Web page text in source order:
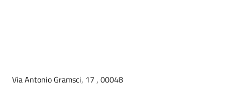
Via Antonio Gramsci, 17 , 00048